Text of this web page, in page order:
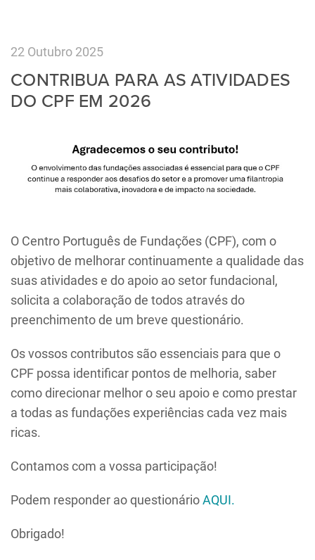
22 Outubro 2025
CONTRIBUA PARA AS ATIVIDADES
DO CPF EM 2026
O Centro Português de Fundações (CPF), com o
objetivo de melhorar continuamente a qualidade das
suas atividades e do apoio ao setor fundacional,
solicita a colaboração de todos através do
preenchimento de um breve questionário.
Os vossos contributos são essenciais para que o
CPF possa identificar pontos de melhoria, saber
como direcionar melhor o seu apoio e como prestar
a todas as fundações experiências cada vez mais
ricas.
Contamos com a vossa participação!
Podem responder ao questionárioAQUI.
Obrigado!